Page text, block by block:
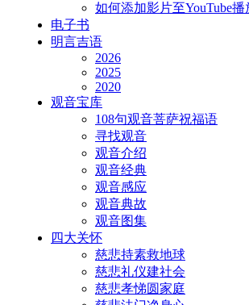
如何添加影片至YouTube播
电子书
明言吉语
2026
2025
2020
观音宝库
108句观音菩萨祝福语
寻找观音
观音介绍
观音经典
观音感应
观音典故
观音图集
四大关怀
慈悲持素救地球
慈悲礼仪建社会
慈悲孝悌圆家庭